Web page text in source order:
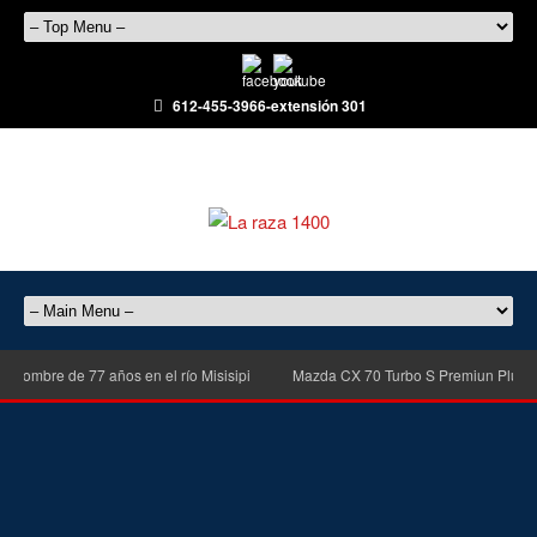
612-455-3966-extensión 301
de 77 años en el río Misisipi Mazda CX 70 Turbo S Premiun Plus